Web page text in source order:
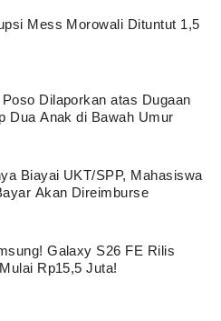
Mess Morowali Dituntut 1,5
Dilaporkan atas Dugaan
Dua Anak di Bawah Umur
Biayai UKT/SPP, Mahasiswa
Akan Direimburse
Galaxy S26 FE Rilis
Rp15,5 Juta!